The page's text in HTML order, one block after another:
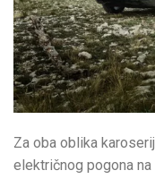
Za oba oblika
električnog pogona